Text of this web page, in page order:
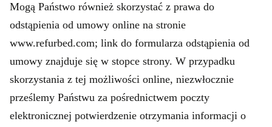
Mogą Państwo również skorzystać z prawa do
odstąpienia od umowy online na stronie
www.refurbed.com; link do formularza odstąpienia od
umowy znajduje się w stopce strony. W przypadku
skorzystania z tej możliwości online, niezwłocznie
prześlemy Państwu za pośrednictwem poczty
elektronicznej potwierdzenie otrzymania informacji o